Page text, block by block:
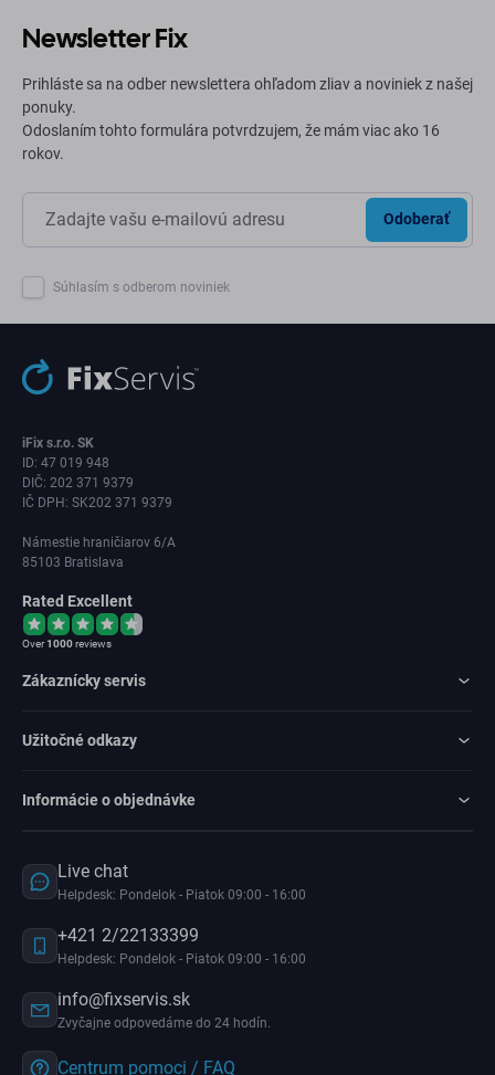
Newsletter Fix
Prihláste sa na odber newslettera ohľadom zliav a noviniek z našej
ponuky.
Odoslaním tohto formulára potvrdzujem, že mám viac ako 16
rokov.
Odoberať
Súhlasím s odberom noviniek
iFix s.r.o. SK
ID: 47 019 948
DIČ: 202 371 9379
IČ DPH: SK202 371 9379
Námestie hraničiarov 6/A
85103 Bratislava
Rated Excellent
Over1000reviews
Zákaznícky servis
Užitočné odkazy
Informácie o objednávke
Live chat
Helpdesk: Pondelok - Piatok 09:00 - 16:00
+421 2/22133399
Helpdesk: Pondelok - Piatok 09:00 - 16:00
info@fixservis.sk
Zvyčajne odpovedáme do 24 hodín.
Centrum pomoci / FAQ